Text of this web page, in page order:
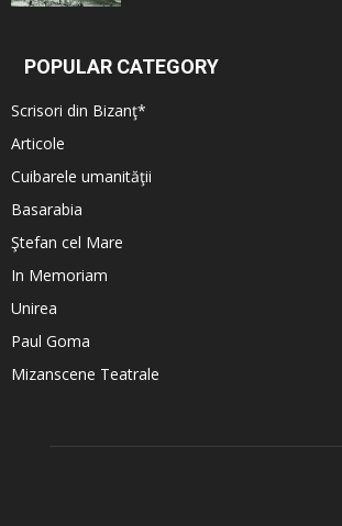
POPULAR CATEGORY
Scrisori din Bizanţ*
Articole
Cuibarele umanităţii
Basarabia
Ştefan cel Mare
In Memoriam
Unirea
Paul Goma
Mizanscene Teatrale